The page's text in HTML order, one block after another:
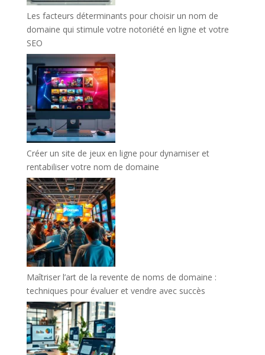
Les facteurs déterminants pour choisir un nom de
domaine qui stimule votre notoriété en ligne et votre
SEO
Créer un site de jeux en ligne pour dynamiser et
rentabiliser votre nom de domaine
Maîtriser l’art de la revente de noms de domaine :
techniques pour évaluer et vendre avec succès